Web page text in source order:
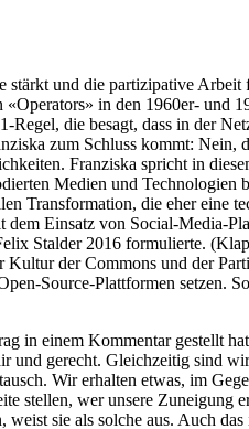
und die partizipative Arbeit
in den 1960er- und
Regel, die besagt, dass in der
zum Schluss kommt: Nein,
Franziska spricht in
Medien und Technologien
Transformation, die eher eine
Einsatz von Social-Media-
Stalder 2016 formulierte.
der Commons und der
Source-Plattformen setzen.
in einem Kommentar gestellt
und gerecht. Gleichzeitig sind
Wir erhalten etwas, im
stellen, wer unsere Zuneigung
sie als solche aus. Auch